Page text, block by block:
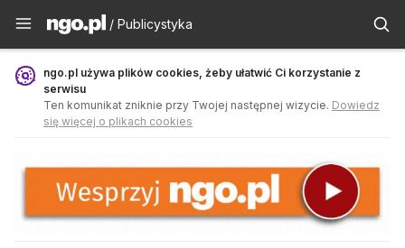
Publicystyka - ngo.pl
/ Publicystyka
ngo.pl używa plików cookies, żeby ułatwić Ci korzystanie z
serwisu
Ten komunikat zniknie przy Twojej następnej wizycie. Dowiedz
się więcej o plikach cookies